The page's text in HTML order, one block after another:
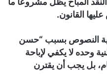
القانون.
النصوص بسبب “حسن
وحده لا يكفي لإباحة
بل يجب أن يقترن